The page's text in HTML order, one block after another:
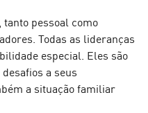
tanto pessoal como
Todas as lideranças
especial. Eles são
a seus
a situação familiar